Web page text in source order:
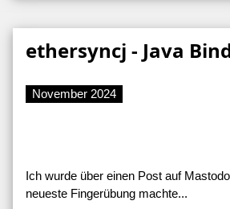
ethersyncj - Java
November 2024
Ich wurde über einen Post auf
neueste Fingerübung machte...